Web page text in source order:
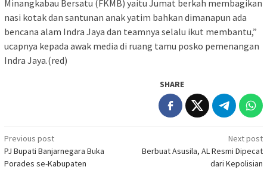
Minangkabau Bersatu (FKMB) yaitu Jumat berkah membagikan
nasi kotak dan santunan anak yatim bahkan dimanapun ada
bencana alam Indra Jaya dan teamnya selalu ikut membantu,”
ucapnya kepada awak media di ruang tamu posko pemenangan
Indra Jaya.(red)
SHARE
Post
navigation
Previous post
PJ Bupati Banjarnegara Buka
Porades se-Kabupaten
Next post
Berbuat Asusila, AL Resmi Dipecat
dari Kepolisian